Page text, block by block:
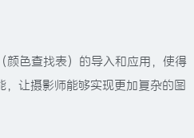
色查找表）的导入和应用，使得
让摄影师能够实现更加复杂的图